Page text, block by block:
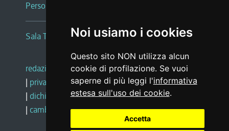
Noi usiamo i cookies
Questo sito NON utilizza alcun
cookie di profilazione. Se vuoi
saperne di più leggi l'informativa
estesa sull'uso dei cookie.
Accetta
Persone e Uffici
Sala Tiziano Tessitori
redazione web |note legali |glossario
| privacy
social media policy
| dichiarazione di accessibilità |feedback
| cambio preferenze cookie